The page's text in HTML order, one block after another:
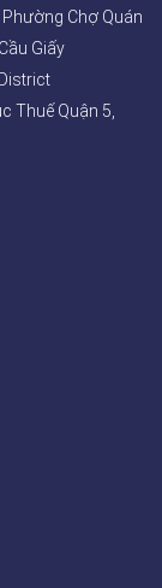
Chợ Quán
Giấy
Thuế Quận 5,